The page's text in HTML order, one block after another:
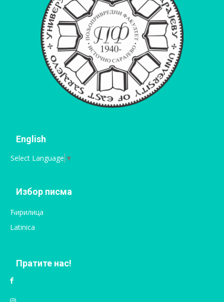
English
Select Language ▼
Избор писма
Ћирилица
Latinica
Пратите нас!